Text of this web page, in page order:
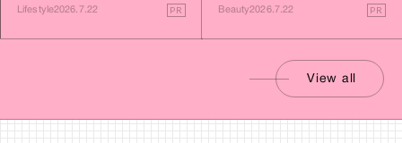
Lifestyle2026.7.22 PR Beauty2026.7.22 PR
View all